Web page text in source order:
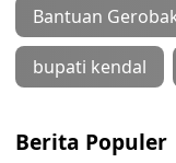
Bantuan
bupati kendal
Berita Populer